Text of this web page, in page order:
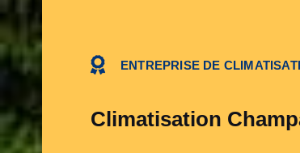
ENTREPRISE DE
Climatisation